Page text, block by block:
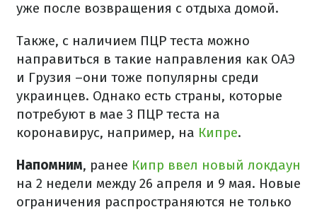
уже после возвращения с отдыха домой.
Также, с наличием ПЦР теста можно
направиться в такие направления как ОАЭ
и Грузия –они тоже популярны среди
украинцев. Однако есть страны, которые
потребуют в мае 3 ПЦР теста на
коронавирус, например, на Кипре.
Напомним, ранее Кипр ввел новый локдаун
на 2 недели между 26 апреля и 9 мая. Новые
ограничения распространяются не только